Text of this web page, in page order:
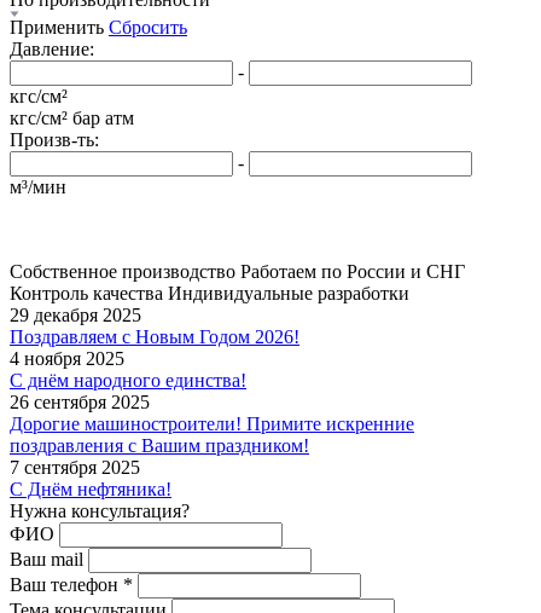
Применить Сбросить
Давление:
-
кгс/см²
кгс/см² бар атм
Произв-ть:
-
м³/мин
Собственное производство Работаем по России и СНГ
Контроль качества Индивидуальные разработки
29 декабря 2025
Поздравляем с Новым Годом 2026!
4 ноября 2025
С днём народного единства!
26 сентября 2025
Дорогие машиностроители! Примите искренние
поздравления с Вашим праздником!
7 сентября 2025
С Днём нефтяника!
Нужна консультация?
ФИО
Ваш mail
Ваш телефон *